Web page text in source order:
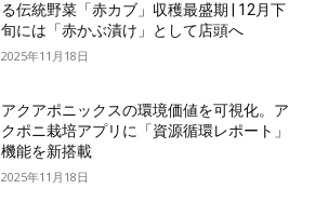
る伝統野菜「赤カブ」収穫最盛期 | 12月下
旬には「赤かぶ漬け」として店頭へ
2025年11月18日
アクアポニックスの環境価値を可視化。ア
クポニ栽培アプリに「資源循環レポート」
機能を新搭載
2025年11月18日